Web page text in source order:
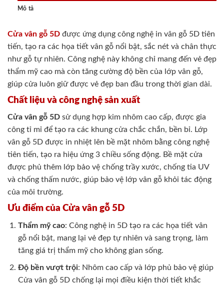
Mô tả
Cửa vân gỗ 5D được ứng dụng công nghệ in vân gỗ 5D tiên
tiến, tạo ra các họa tiết vân gỗ nổi bật, sắc nét và chân thực
như gỗ tự nhiên. Công nghệ này không chỉ mang đến vẻ đẹp
thẩm mỹ cao mà còn tăng cường độ bền của lớp vân gỗ,
giúp cửa luôn giữ được vẻ đẹp ban đầu trong thời gian dài.
Chất liệu và công nghệ sản xuất
Cửa vân gỗ 5D sử dụng hợp kim nhôm cao cấp, được gia
công tỉ mỉ để tạo ra các khung cửa chắc chắn, bền bỉ. Lớp
vân gỗ 5D được in nhiệt lên bề mặt nhôm bằng công nghệ
tiên tiến, tạo ra hiệu ứng 3 chiều sống động. Bề mặt cửa
được phủ thêm lớp bảo vệ chống trầy xước, chống tia UV
và chống thấm nước, giúp bảo vệ lớp vân gỗ khỏi tác động
của môi trường.
Ưu điểm của Cửa vân gỗ 5D
Thẩm mỹ cao: Công nghệ in 5D tạo ra các họa tiết vân
gỗ nổi bật, mang lại vẻ đẹp tự nhiên và sang trọng, làm
tăng giá trị thẩm mỹ cho không gian sống.
Độ bền vượt trội: Nhôm cao cấp và lớp phủ bảo vệ giúp
Cửa vân gỗ 5D chống lại mọi điều kiện thời tiết khắc